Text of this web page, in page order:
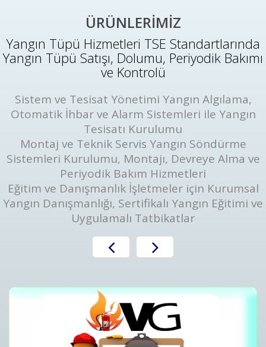
ÜRÜNLERİMİZ
Yangın Tüpü Hizmetleri TSE Standartlarında
Yangın Tüpü Satışı, Dolumu, Periyodik Bakımı
ve Kontrolü
Sistem ve Tesisat Yönetimi Yangın Algılama,
Otomatik İhbar ve Alarm Sistemleri ile Yangın
Tesisatı Kurulumu
Montaj ve Teknik Servis Yangın Söndürme
Sistemleri Kurulumu, Montajı, Devreye Alma ve
Periyodik Bakım Hizmetleri
Eğitim ve Danışmanlık İşletmeler için Kurumsal
Yangın Danışmanlığı, Sertifikalı Yangın Eğitimi ve
Uygulamalı Tatbikatlar
Yangın Tüpü Satışı ve Ekipman Tedariki